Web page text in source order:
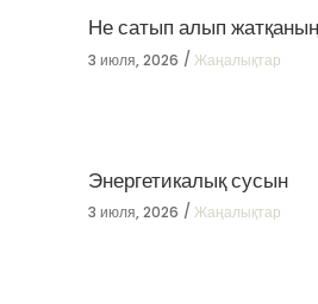
Не сатып алып
3 июля, 2026 Жаңалықтар
Энергетикалық сусын
3 июля, 2026 Жаңалықтар